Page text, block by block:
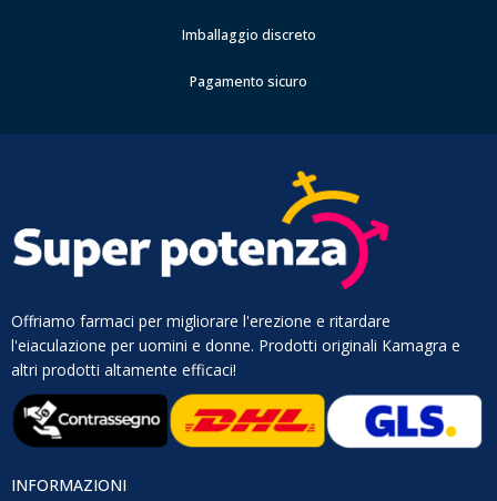
Imballaggio discreto
Pagamento sicuro
Offriamo farmaci per migliorare l'erezione e ritardare
l'eiaculazione per uomini e donne. Prodotti originali Kamagra e
altri prodotti altamente efficaci!
INFORMAZIONI